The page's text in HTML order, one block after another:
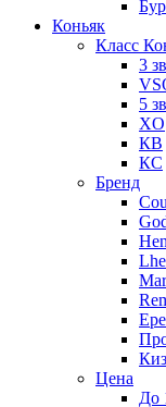
Коньяк
Класс
3
5
XO
КВ
КС
Бренд
Цена
До